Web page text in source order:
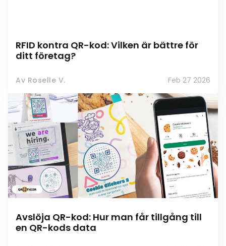
RFID kontra QR-kod: Vilken är bättre för
ditt företag?
Av Roselle V. Feb 27 2026
Avslöja QR-kod: Hur man får tillgång till
en QR-kods data